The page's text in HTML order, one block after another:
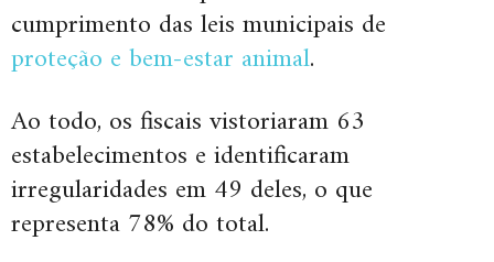
cumprimento das leis municipais de
proteção e bem-estar animal.
Ao todo, os fiscais vistoriaram 63
estabelecimentos e identificaram
irregularidades em 49 deles, o que
representa 78% do total.